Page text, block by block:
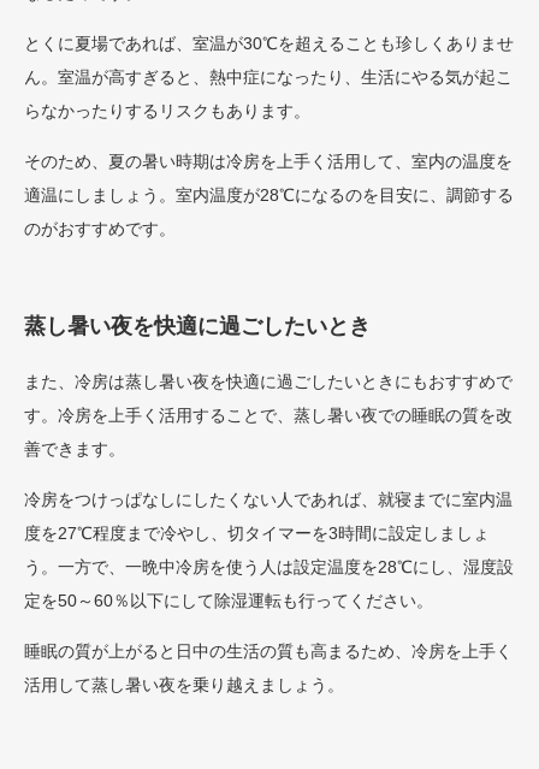
とくに夏場であれば、室温が30℃を超えることも珍しくありませ
ん。室温が高すぎると、熱中症になったり、生活にやる気が起こ
らなかったりするリスクもあります。
そのため、夏の暑い時期は冷房を上手く活用して、室内の温度を
適温にしましょう。室内温度が28℃になるのを目安に、調節する
のがおすすめです。
蒸し暑い夜を快適に過ごしたいとき
また、冷房は蒸し暑い夜を快適に過ごしたいときにもおすすめで
す。冷房を上手く活用することで、蒸し暑い夜での睡眠の質を改
善できます。
冷房をつけっぱなしにしたくない人であれば、就寝までに室内温
度を27℃程度まで冷やし、切タイマーを3時間に設定しましょ
う。一方で、一晩中冷房を使う人は設定温度を28℃にし、湿度設
定を50～60％以下にして除湿運転も行ってください。
睡眠の質が上がると日中の生活の質も高まるため、冷房を上手く
活用して蒸し暑い夜を乗り越えましょう。